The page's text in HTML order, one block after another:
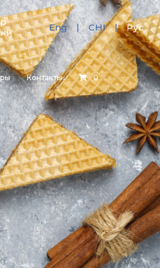
Eng CHI Рус
Контакты 0